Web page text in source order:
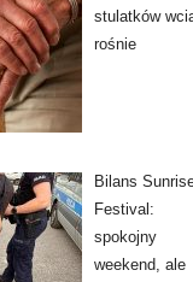
stulatków
rośnie
Bilans
Festival:
spokojny
weekend, ale